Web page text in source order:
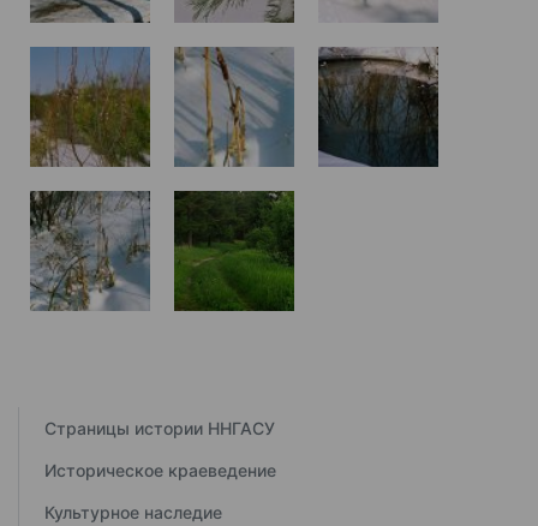
Страницы истории ННГАСУ
Историческое краеведение
Культурное наследие